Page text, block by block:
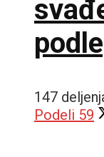
147
Podeli 59